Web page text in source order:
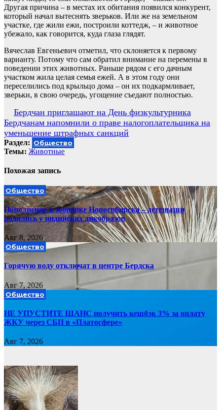
Другая причина – в местах их обитания появился конкурент,
который начал вытеснять зверьков. Или же на земельном
участке, где жили ежи, построили коттедж, – и животное
убежало, как говорится, куда глаза глядят.
Вячеслав Евгеньевич отметил, что склоняется к первому
варианту. Потому что сам обратил внимание на перемены в
поведении этих животных. Раньше рядом с его дачным
участком жила целая семья ежей. А в этом году они
переселились под крыльцо дома – он их подкармливает,
зверьки, в свою очередь, угощение съедают полностью.
Навигация
по
записям
Бердчан приглашают на День физкультурника
Бердчанам напомнили о праве налогоплательщика на
уменьшение штрафных санкций
Раздел: Общество
Темы: Животные
Похожая запись
Общество
Пополнение в зоопарке Новосибирска – детеныши
родились у индийских дикобразов
Авг 8, 2026
Общество
Горячую воду отключат в центре Бердска
Авг 7, 2026
Общество
НЕ УПУСТИТЕ ШАНС получить кешбэк 3% за оплату
ЖКУ через СБП в «Платосфере»
Авг 7, 2026